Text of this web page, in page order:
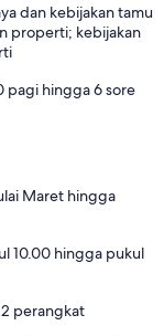
dan kebijakan tamu
properti; kebijakan
pagi hingga 6 sore
Maret hingga
10.00 hingga pukul
perangkat